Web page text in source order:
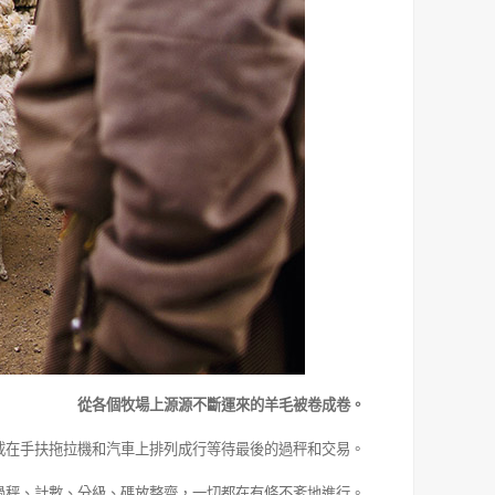
從各個牧場上源源不斷運來的羊毛被卷成卷。
在手扶拖拉機和汽車上排列成行等待最後的過秤和交易。